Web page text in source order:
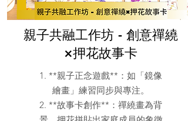
親子共融工作坊 - 創意禪繞
×押花故事卡
1. **親子正念遊戲**：如「鏡像
繪畫」練習同步與專注。
2. **故事卡創作**：禪繞畫為背